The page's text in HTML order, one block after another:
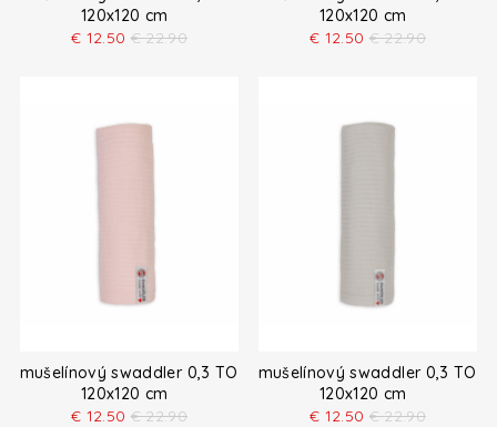
120x120 cm
€ 12.50 € 22.90
120x120 cm
€ 12.50 € 22.90
mušelínový swaddler 0,3 TOG
120x120 cm
€ 12.50 € 22.90
mušelínový swaddler 0,3 TOG
120x120 cm
€ 12.50 € 22.90